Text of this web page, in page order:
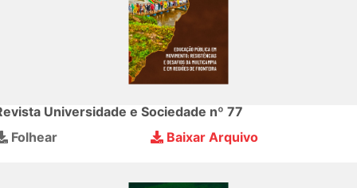
Universidade e Sociedade nº 77
Folhear
Baixar Arquivo